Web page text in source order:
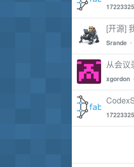
[开源]
Srande •
从会议
xgordon